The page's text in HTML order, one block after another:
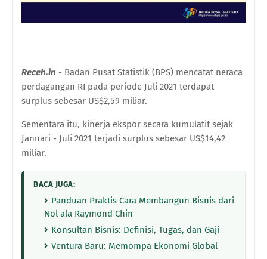
Receh.in - Badan Pusat Statistik (BPS) mencatat neraca
perdagangan RI pada periode Juli 2021 terdapat
surplus sebesar US$2,59 miliar.
Sementara itu, kinerja ekspor secara kumulatif sejak
Januari - Juli 2021 terjadi surplus sebesar US$14,42
miliar.
BACA JUGA:
Panduan Praktis Cara Membangun Bisnis dari
Nol ala Raymond Chin
Konsultan Bisnis: Definisi, Tugas, dan Gaji
Ventura Baru: Memompa Ekonomi Global